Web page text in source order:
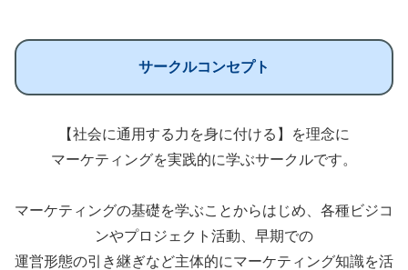
サークルコンセプト
【社会に通用する力を身に付ける】を理念に
マーケティングを実践的に学ぶサークルです。
マーケティングの基礎を学ぶことからはじめ、各種ビジコ
ンやプロジェクト活動、早期での
運営形態の引き継ぎなど主体的にマーケティング知識を活